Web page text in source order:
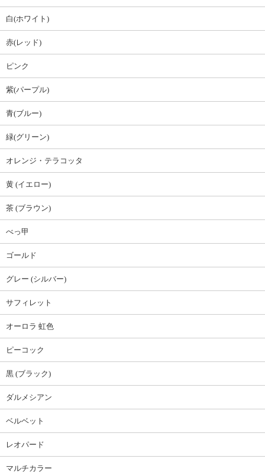
白(ホワイト)
赤(レッド)
ピンク
紫(パープル)
青(ブルー)
緑(グリーン)
オレンジ・テラコッタ
黄 (イエロー)
茶 (ブラウン)
べっ甲
ゴールド
グレー (シルバー)
サフィレット
オーロラ 虹色
ピーコック
黒 (ブラック)
ダルメシアン
ベルベット
レオパード
マルチカラー